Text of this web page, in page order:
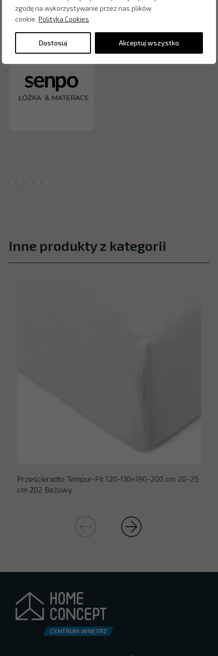
zgodę na wykorzystywanie przez nas plików
cookie. Polityka Cookies
Dostosuj Akceptuj wszystko
Zapytaj o cenę w salonie:
Inne produkty z kategorii
Prześcieradło Tempur-Fit 120-130×190-200 cm 20-25
cm 202 Beżowy